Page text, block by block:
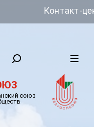
Контакт-
союз